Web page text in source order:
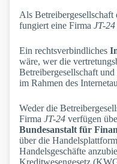
Als
fungiert eine Firma JT-
Ein rechtsverbindliches
wäre, wer die
Betreibergesellschaft
im Rahmen des
Weder die
Firma JT-24 verfügen
Bundesanstalt für
über die Handelsplattform
Handelsgeschäfte